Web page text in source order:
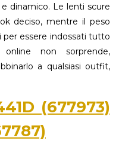
dinamico. Le lenti scure
deciso, mentre il peso
essere indossati tutto
non sorprende,
a qualsiasi outfit,
(677973)